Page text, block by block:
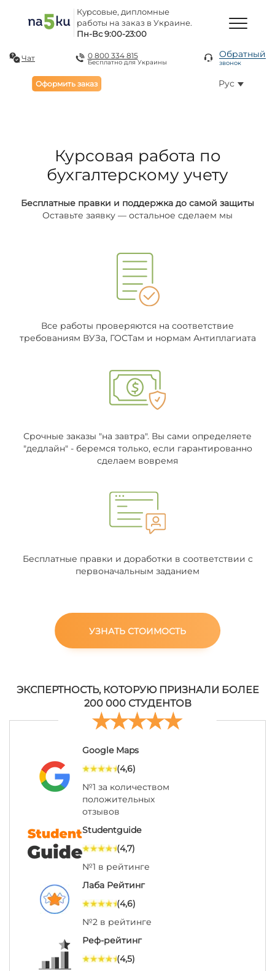
Курсовые, дипломные
работы на заказ в Украине.
Пн-Вс 9:00-23:00
Чат 0 800 334 815
Бесплатно для Украины
Обратный
звонок
Оформить заказ Рус
Курсовая работа по
бухгалтерскому учету
Бесплатные правки и поддержка до самой защиты
Оставьте заявку — остальное сделаем мы
Все работы проверяются на соответствие
требованиям ВУЗа, ГОСТам и нормам Антиплагиата
Срочные заказы "на завтра". Вы сами определяете
"дедлайн" - беремся только, если гарантированно
сделаем вовремя
Бесплатные правки и доработки в соответствии с
первоначальным заданием
УЗНАТЬ СТОИМОСТЬ
ЭКСПЕРТНОСТЬ, КОТОРУЮ ПРИЗНАЛИ БОЛЕЕ
200 000 СТУДЕНТОВ
Google Maps
(4,6)
№1 за количеством
положительных
отзывов
Studentguide
(4,7)
№1 в рейтинге
Лаба Рейтинг
(4,6)
№2 в рейтинге
Реф-рейтинг
(4,5)